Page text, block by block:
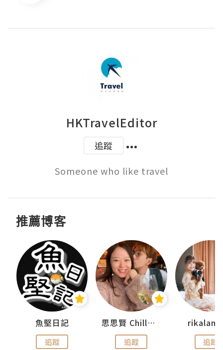
HKTravelEditor
追蹤
Someone who like travel
推薦博客
魚堅日記
追蹤
思思賢 ChillMyBabe
追蹤 追蹤